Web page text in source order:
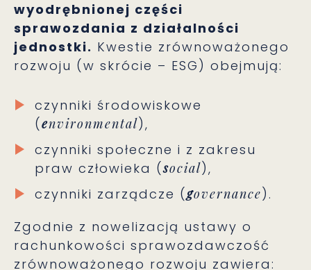
wyodrębnionej części
sprawozdania z działalności
jednostki. Kwestie zrównoważonego
rozwoju (w skrócie – ESG) obejmują:
czynniki środowiskowe
(environmental),
czynniki społeczne i z zakresu
praw człowieka (social),
czynniki zarządcze (governance).
Zgodnie z nowelizacją ustawy o
rachunkowości sprawozdawczość
zrównoważonego rozwoju zawiera: